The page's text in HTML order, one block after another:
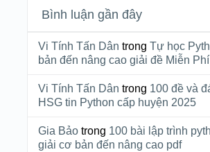
Bình luận gần đây
Vi Tính Tấn Dân trong Tự học
bản đến nâng cao giải đề Miễn
Vi Tính Tấn Dân trong 100 đề và
HSG tin Python cấp huyện 2025
Gia Bảotrong 100 bài lập trình
giải cơ bản đến nâng cao pdf